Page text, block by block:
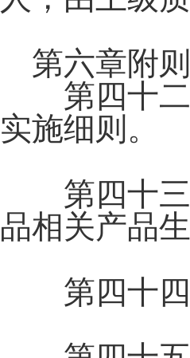
第六章附则
第四十二
实施细则。
第四十三
品相关产品
第四十四